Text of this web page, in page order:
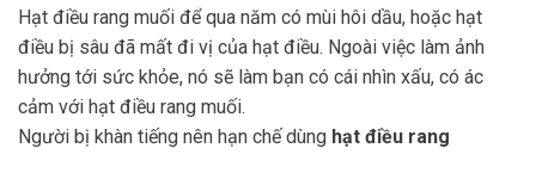
Hạt điều rang muối để qua năm có mùi hôi dầu, hoặc hạt
điều bị sâu đã mất đi vị của hạt điều. Ngoài việc làm ảnh
hưởng tới sức khỏe, nó sẽ làm bạn có cái nhìn xấu, có ác
cảm với hạt điều rang muối.
Người bị khàn tiếng nên hạn chế dùng hạt điều rang